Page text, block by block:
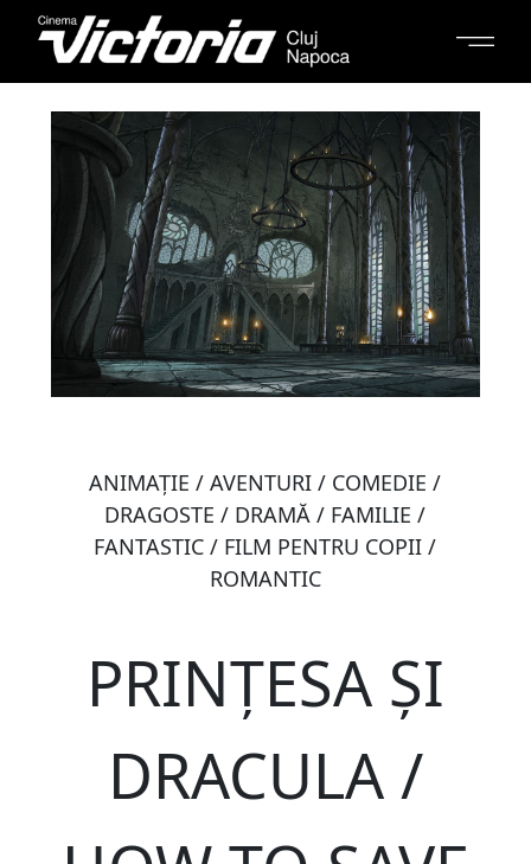
ANIMAŢIE / AVENTURI / COMEDIE /
DRAGOSTE / DRAMĂ / FAMILIE /
FANTASTIC / FILM PENTRU COPII /
ROMANTIC
PRINȚESA ȘI
DRACULA /